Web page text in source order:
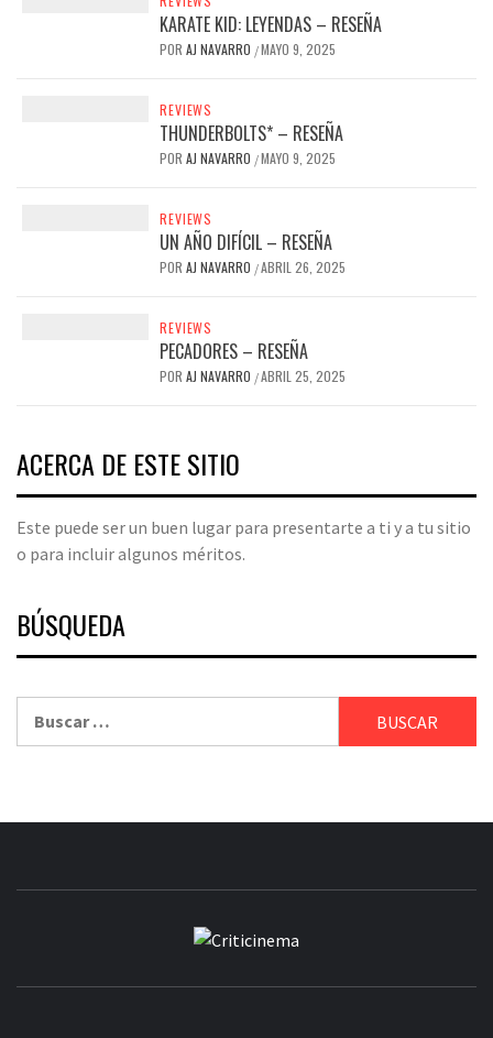
KARATE KID: LEYENDAS – RESEÑA
POR AJ NAVARRO /MAYO 9, 2025
REVIEWS
THUNDERBOLTS* – RESEÑA
POR AJ NAVARRO /MAYO 9, 2025
REVIEWS
UN AÑO DIFÍCIL – RESEÑA
POR AJ NAVARRO /ABRIL 26, 2025
REVIEWS
PECADORES – RESEÑA
POR AJ NAVARRO /ABRIL 25, 2025
ACERCA DE ESTE SITIO
Este puede ser un buen lugar para presentarte a ti y a tu sitio
o para incluir algunos méritos.
BÚSQUEDA